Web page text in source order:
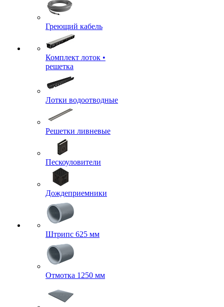
Греющий кабель
Комплект лоток •
решетка
Лотки водоотводные
Решетки ливневые
Пескоуловители
Дождеприемники
Штрипс 625 мм
Отмотка 1250 мм